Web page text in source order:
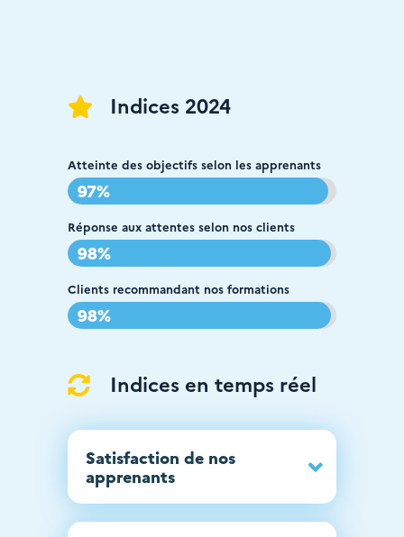
 Indices 2024
Atteinte des objectifs selon les apprenants
97%
97%
Réponse aux attentes selon nos clients
98%
98%
Clients recommandant nos formations
98%
98%
 Indices en temps réel
Satisfaction de nos
apprenants